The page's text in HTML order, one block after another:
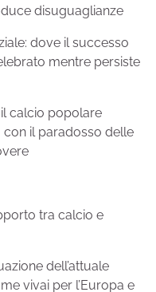
disuguaglianze
dove il successo
mentre persiste
il calcio popolare
il paradosso delle
tra calcio e
dell’attuale
vivai per l’Europa e